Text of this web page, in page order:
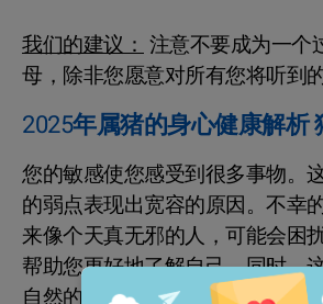
我们的建议：注意不要成为一个
母，除非您愿意对所有您将听到
2025年属猪的身心健康解析
您的敏感使您感受到很多事物。
的弱点表现出宽容的原因。不幸
来像个天真无邪的人，可能会困
帮助您更好地了解自己。同时，
自然的感知力，并加以有效利用